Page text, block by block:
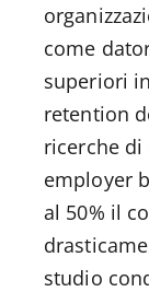
come
superiori
retention
ricerche di
employer
al 50% il
studio